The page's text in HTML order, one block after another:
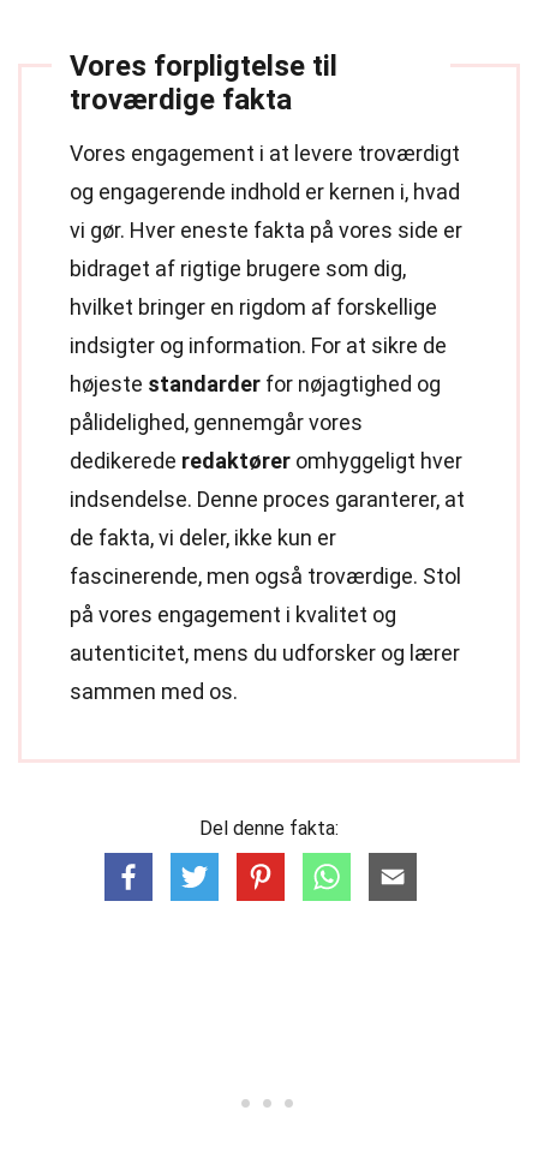
Vores forpligtelse til
troværdige fakta
Vores engagement i at levere troværdigt
og engagerende indhold er kernen i, hvad
vi gør. Hver eneste fakta på vores side er
bidraget af rigtige brugere som dig,
hvilket bringer en rigdom af forskellige
indsigter og information. For at sikre de
højeste standarder for nøjagtighed og
pålidelighed, gennemgår vores
dedikerede redaktører omhyggeligt hver
indsendelse. Denne proces garanterer, at
de fakta, vi deler, ikke kun er
fascinerende, men også troværdige. Stol
på vores engagement i kvalitet og
autenticitet, mens du udforsker og lærer
sammen med os.
Del denne fakta: